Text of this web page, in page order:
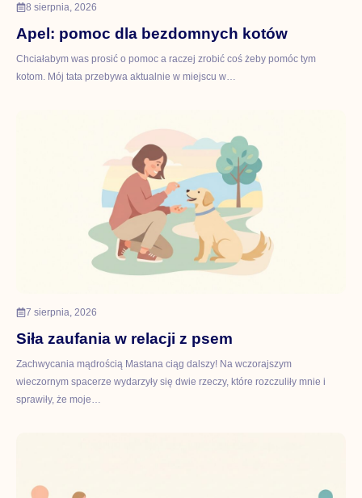
8 sierpnia, 2026
Apel: pomoc dla bezdomnych kotów
Chciałabym was prosić o pomoc a raczej zrobić coś żeby pomóc tym
kotom. Mój tata przebywa aktualnie w miejscu w…
7 sierpnia, 2026
Siła zaufania w relacji z psem
Zachwycania mądrością Mastana ciąg dalszy! Na wczorajszym
wieczornym spacerze wydarzyły się dwie rzeczy, które rozczuliły mnie i
sprawiły, że moje…